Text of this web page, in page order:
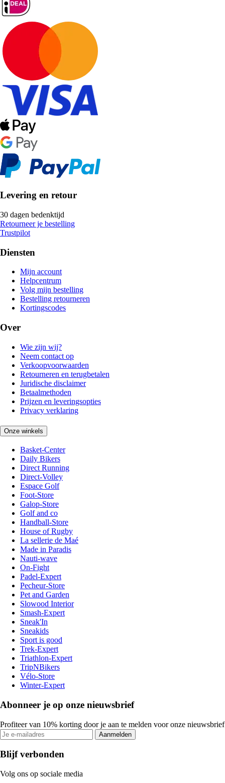
Levering en retour
30 dagen bedenktijd
Retourneer je bestelling
Trustpilot
Diensten
Mijn account
Helpcentrum
Volg mijn bestelling
Bestelling retourneren
Kortingscodes
Over
Wie zijn wij?
Neem contact op
Verkoopvoorwaarden
Retourneren en terugbetalen
Juridische disclaimer
Betaalmethoden
Prijzen en leveringsopties
Privacy verklaring
Onze winkels
Basket-Center
Daily Bikers
Direct Running
Direct-Volley
Espace Golf
Foot-Store
Galop-Store
Golf and co
Handball-Store
House of Rugby
La sellerie de Maé
Made in Paradis
Nauti-wave
On-Fight
Padel-Expert
Pecheur-Store
Pet and Garden
Slowood Interior
Smash-Expert
Sneak'In
Sneakids
Sport is good
Trek-Expert
Triathlon-Expert
TripNBikers
Vélo-Store
Winter-Expert
Abonneer je op onze nieuwsbrief
Profiteer van 10% korting door je aan te melden voor onze nieuwsbrief
Aanmelden
Blijf verbonden
Volg ons op sociale media